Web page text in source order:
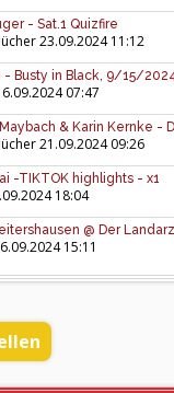
- Sat.1 Quizfire
23.09.2024 11:12
- Busty in Black, 9/15/
07:47
& Karin Kernke -
21.09.2024 09:26
-TIKTOK highlights - x1
18:04
@ Der
15:11